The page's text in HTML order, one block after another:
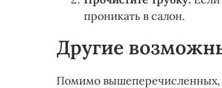
проникать в салон.
Другие
Помимо вышеперечисленных,